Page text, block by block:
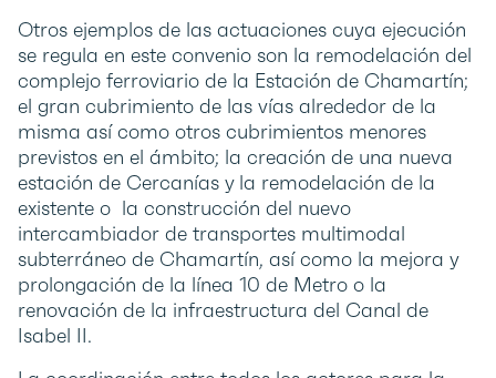
Otros ejemplos de las actuaciones cuya ejecución
se regula en este convenio son la remodelación del
complejo ferroviario de la Estación de Chamartín;
el gran cubrimiento de las vías alrededor de la
misma así como otros cubrimientos menores
previstos en el ámbito; la creación de una nueva
estación de Cercanías y la remodelación de la
existente o la construcción del nuevo
intercambiador de transportes multimodal
subterráneo de Chamartín, así como la mejora y
prolongación de la línea 10 de Metro o la
renovación de la infraestructura del Canal de
Isabel II.